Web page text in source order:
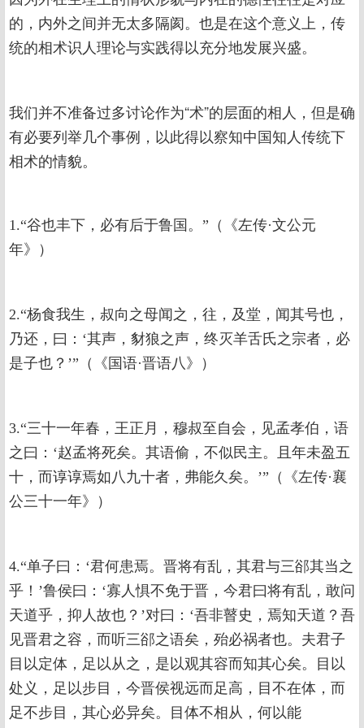
的，内外之间并无太多隔阂。也是在这个意义上，传
统的相术识人理论与实践得以充分地发展兴盛。
我们并不准备过多讨论作为“术”的层面的相人，但是确
有必要列举几个事例，以此得以察知中国知人传统下
相术的情貌。
1.“谷也丰下，必有后于鲁国。”（《左传·文公元
年》）
2.“杨食我生，叔向之母闻之，往，及堂，闻其号也，
乃还，曰：‘其声，豺狼之声，终灭羊舌氏之宗者，必
是子也？’”（《国语·晋语八》）
3.“三十一年春，王正月，穆叔至自会，见孟孝伯，语
之曰：‘赵孟将死矣。其语偷，不似民主。且年未盈五
十，而谆谆焉如八九十者，弗能久矣。’”（《左传·襄
公三十一年》）
4.“单子曰：‘君何患焉。晋将有乱，其君与三郤其当之
乎！’鲁侯曰：‘寡人惧不免于晋，今君曰将有乱，敢问
天道乎，抑人故也？’对曰：‘吾非瞽史，焉知天道？吾
见晋君之容，而听三郤之语矣，殆必祸者也。夫君子
目以定体，足以从之，是以观其容而知其心矣。目以
处义，足以步目，今晋侯视远而足高，目不在体，而
足不步目，其心必异矣。目体不相从，何以能